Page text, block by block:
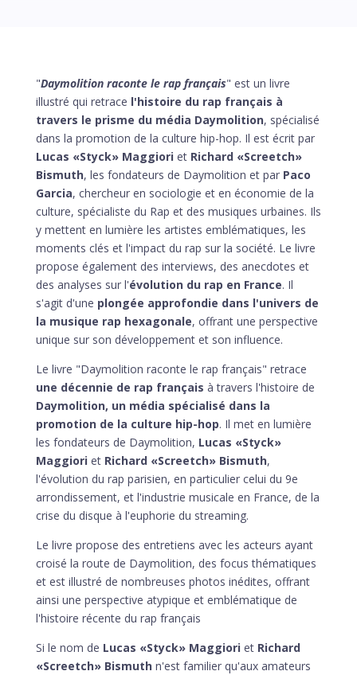
"Daymolition raconte le rap français" est un livre
illustré qui retrace l'histoire du rap français à
travers le prisme du média Daymolition, spécialisé
dans la promotion de la culture hip-hop. Il est écrit par
Lucas «Styck» Maggioriet Richard «Screetch»
Bismuth, les fondateurs de Daymolition et par Paco
Garcia, chercheur en sociologie et en économie de la
culture, spécialiste du Rap et des musiques urbaines. Ils
y mettent en lumière les artistes emblématiques, les
moments clés et l'impact du rap sur la société. Le livre
propose également des interviews, des anecdotes et
des analyses sur l'évolution du rap en France. Il
s'agit d'une plongée approfondie dans l'univers de
la musique rap hexagonale, offrant une perspective
unique sur son développement et son influence.
Le livre "Daymolition raconte le rap français" retrace
une décennie de rap français à travers l'histoire de
Daymolition, un média spécialisé dans la
promotion de la culture hip-hop. Il met en lumière
les fondateurs de Daymolition, Lucas «Styck»
Maggioriet Richard «Screetch» Bismuth,
l'évolution du rap parisien, en particulier celui du 9e
arrondissement, et l'industrie musicale en France, de la
crise du disque à l'euphorie du streaming.
Le livre propose des entretiens avec les acteurs ayant
croisé la route de Daymolition, des focus thématiques
et est illustré de nombreuses photos inédites, offrant
ainsi une perspective atypique et emblématique de
l'histoire récente du rap français
Si le nom de Lucas «Styck» Maggioriet Richard
«Screetch» Bismuthn'est familier qu'aux amateurs